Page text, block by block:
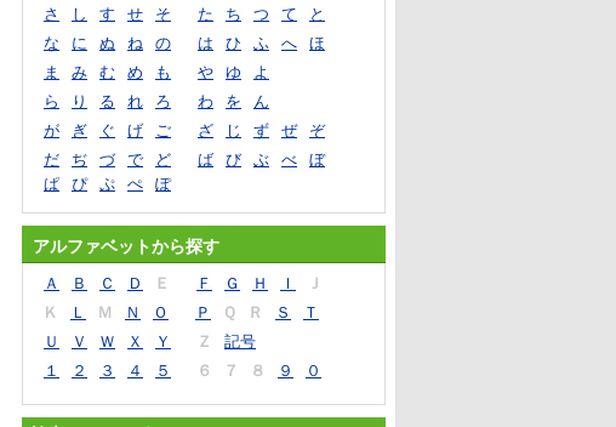
さ
し す せ そ た ち つ て
と
な
に ぬ ね の は ひ ふ へ
ほ
ま
み む め も や ゆ
よ
ら
り る れ ろ わ を
ん
が
ぎ ぐ げ ご ざ じ ず ぜ
ぞ
だ
ぢ づ で ど ば び ぶ べ
ぼ
ぱ
ぴ ぷ ぺ ぽ
アルファベットから探す
Ａ Ｂ Ｃ Ｄ Ｅ Ｆ Ｇ Ｈ Ｉ
Ｊ
Ｋ
Ｌ Ｍ Ｎ Ｏ Ｐ Ｑ Ｒ Ｓ
Ｔ
Ｕ
Ｖ Ｗ Ｘ Ｙ Ｚ
記号
１
２ ３ ４ ５ ６ ７ ８ ９ ０